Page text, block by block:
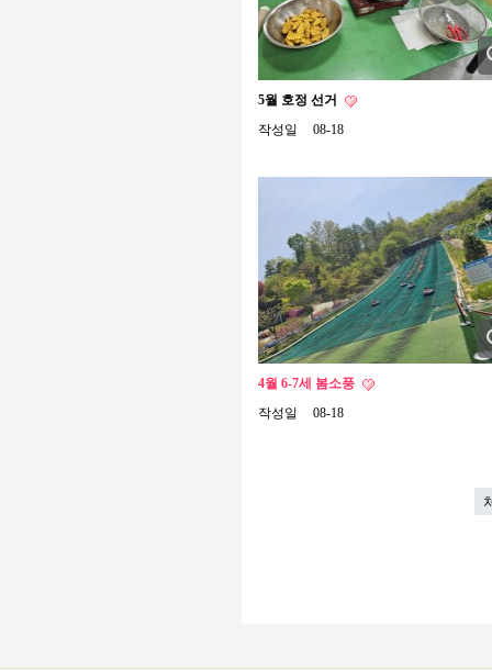
5월 호정 선거
작성일
08-18
4월 6-7세 봄소풍
작성일
08-18